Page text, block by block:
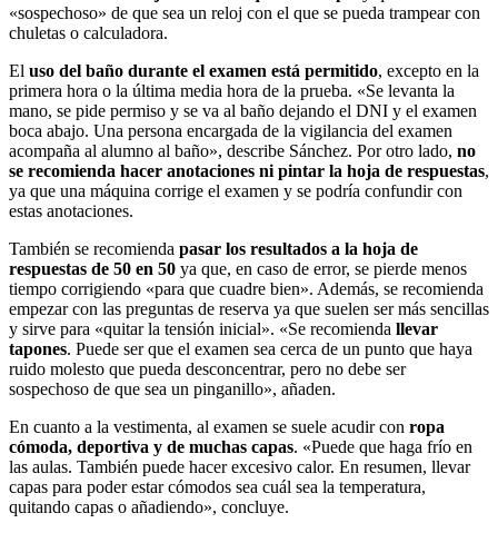
«sospechoso» de que sea un reloj con el que se pueda trampear con
chuletas o calculadora.
El uso del baño durante el examen está permitido, excepto en la
primera hora o la última media hora de la prueba. «Se levanta la
mano, se pide permiso y se va al baño dejando el DNI y el examen
boca abajo. Una persona encargada de la vigilancia del examen
acompaña al alumno al baño», describe Sánchez. Por otro lado, no
se recomienda hacer anotaciones ni pintar la hoja de respuestas,
ya que una máquina corrige el examen y se podría confundir con
estas anotaciones.
También se recomienda pasar los resultados a la hoja de
respuestas de 50 en 50 ya que, en caso de error, se pierde menos
tiempo corrigiendo «para que cuadre bien». Además, se recomienda
empezar con las preguntas de reserva ya que suelen ser más sencillas
y sirve para «quitar la tensión inicial». «Se recomienda llevar
tapones. Puede ser que el examen sea cerca de un punto que haya
ruido molesto que pueda desconcentrar, pero no debe ser
sospechoso de que sea un pinganillo», añaden.
En cuanto a la vestimenta, al examen se suele acudir con ropa
cómoda, deportiva y de muchas capas. «Puede que haga frío en
las aulas. También puede hacer excesivo calor. En resumen, llevar
capas para poder estar cómodos sea cuál sea la temperatura,
quitando capas o añadiendo», concluye.